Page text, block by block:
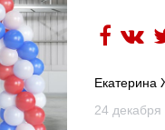
24 декабря